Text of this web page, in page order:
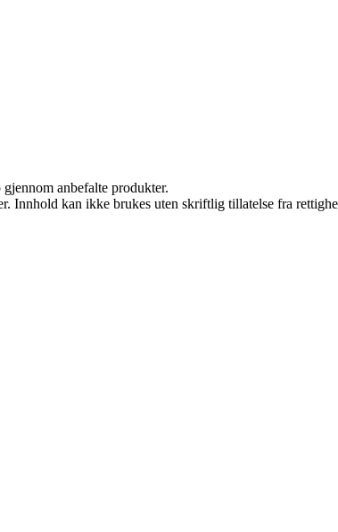
anbefalte produkter.
Innhold kan ikke brukes uten skriftlig tillatelse fra